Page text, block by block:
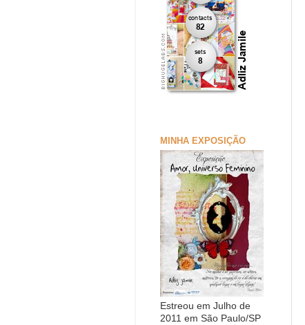
MINHA EXPOSIÇÃO
Estreou em Julho de
2011 em São Paulo/SP